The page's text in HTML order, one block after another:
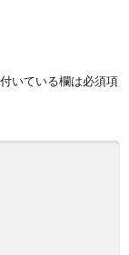
いている欄は必須項